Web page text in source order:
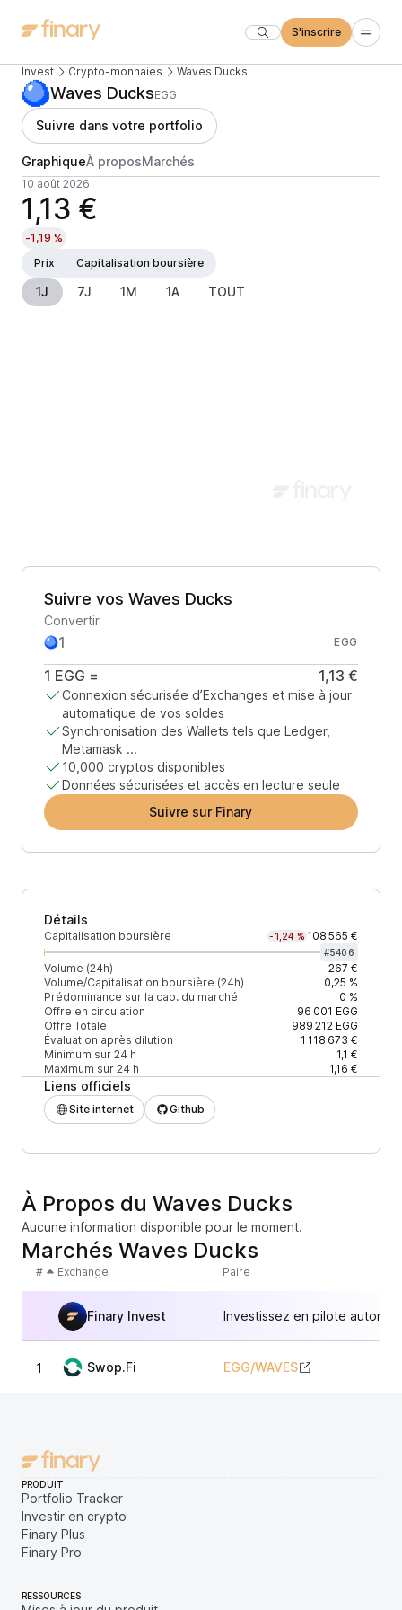
S'inscrire
Invest Crypto-monnaies Waves Ducks
Waves DucksEGG
Suivre dans votre portfolio
GraphiqueÀ proposMarchés
10 août 2026
1,13 €
-1,19 %
Prix
Capitalisation boursière
1J 7J 1M 1A TOUT
Suivre vos Waves Ducks
Convertir
EGG
1 EGG = 1,13 €
Connexion sécurisée d’Exchanges et mise à jour
automatique de vos soldes
Synchronisation des Wallets tels que Ledger,
Metamask ...
10,000 cryptos disponibles
Données sécurisées et accès en lecture seule
Suivre sur Finary
Détails
Capitalisation boursière -1,24 % 108 565 €
#5406
Volume (24h)
267 €
Volume/Capitalisation boursière (24h)
0,25 %
Prédominance sur la cap. du marché
0 %
Offre en circulation
96 001 EGG
Offre Totale
989 212EGG
Évaluation après dilution
1 118 673 €
Minimum sur 24 h
1,1 €
Maximum sur 24 h
1,16 €
Liens officiels
Site internet Github
À Propos du Waves Ducks
Aucune information disponible pour le moment.
Marchés Waves Ducks
# Exchange Paire
Finary Invest Investissez en pilote
1 Swop.Fi EGG/WAVES
PRODUIT
Portfolio Tracker
Investir en crypto
Finary Plus
Finary Pro
RESSOURCES